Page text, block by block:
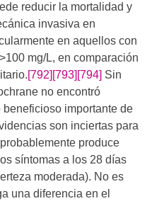
reducir la mortalidad y
invasiva en
en aquellos con
mg/L, en comparación
[792] [793] [794] ​ Sin
no encontró
importante de
son inciertas para
produce
síntomas a los 28 días
moderada). No es
una diferencia en el